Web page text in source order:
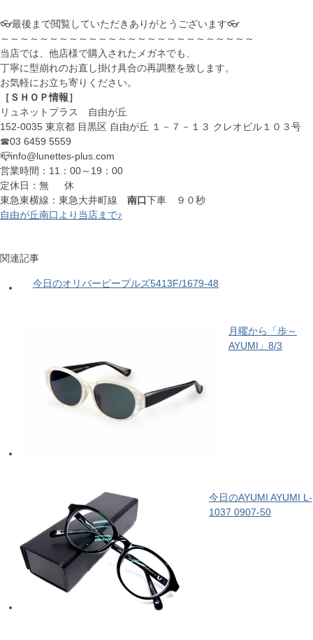
👓最後まで閲覧していただきありがとうございます👓
～～～～～～～～～～～～～～～～～～～～～～～～～～
当店では、他店様で購入されたメガネでも、
丁寧に型崩れのお直し掛け具合の再調整を致します。
お気軽にお立ち寄りください。
［ＳＨＯＰ情報］
リュネットプラス 自由が丘
152-0035 東京都 目黒区 自由が丘 １－７－１３ クレオビル１０３号
☎03 6459 5559
📪info@lunettes-plus.com
営業時間：11：00～19：00
定休日：無 休
東急東横線：東急大井町線 南口下車 ９０秒
自由が丘南口より当店まで♪
関連記事
今日のオリバーピープルズ5413F/1679-48
月曜から「歩～
AYUMI」8/3
今日のAYUMI AYUMI L-
1037 0907-50